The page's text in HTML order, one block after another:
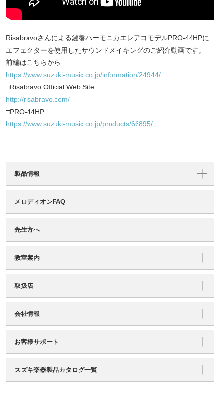
Risabravoさんによる鍵盤ハーモニカエレアコモデルPRO-44HPに
エフェクターを使用したサウンドメイキングのご紹介動画です。
前編はこちらから
https://www.suzuki-music.co.jp/information/24944/
□Risabravo Official Web Site
http://risabravo.com/
□PRO-44HP
https://www.suzuki-music.co.jp/products/66895/
製品情報
メロディオンFAQ
先生方へ
教室案内
取扱店
会社情報
お客様サポート
スズキ楽器製品カタログ一覧